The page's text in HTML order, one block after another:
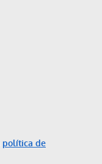
política de